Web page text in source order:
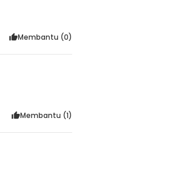
Membantu (0)
Membantu (1)